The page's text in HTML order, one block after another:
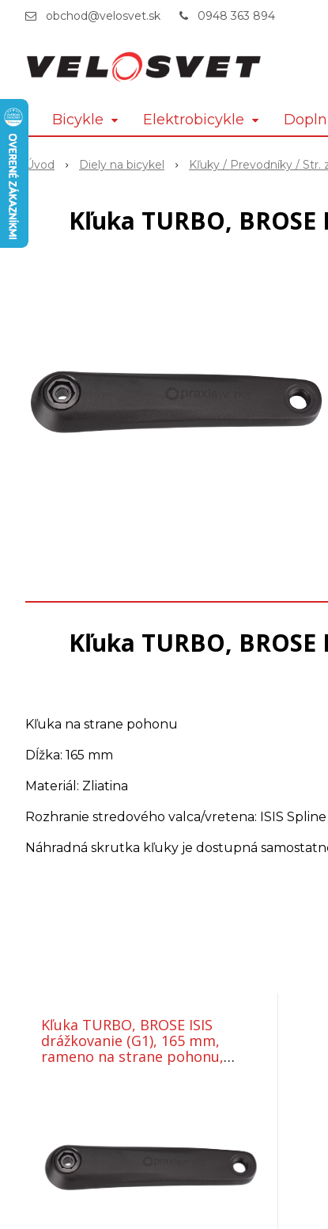
obchod@velosvet.sk 0948 363 894
Bicykle Elektrobicykle
Úvod Diely na bicykel Kľuky / Prevodníky / Str.
Kľuka TURBO,
Kľuka TURBO,
Kľuka na strane pohonu
Dĺžka: 165 mm
Materiál: Zliatina
Rozhranie stredového valca/vretena: ISIS Spline
Náhradná skrutka kľuky je dostupná
Kľuka TURBO, BROSE ISIS
drážkovanie (G1), 165 mm,
rameno na strane pohonu,